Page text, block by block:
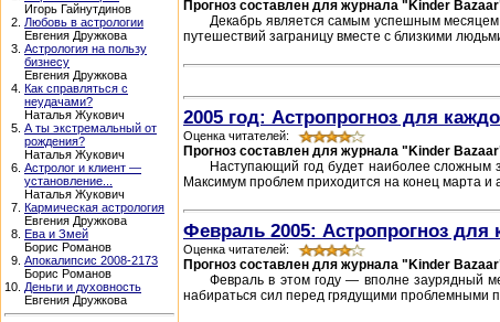
Игорь Гайнутдинов
2. Любовь в астрологии
Евгения Дружкова
3. Астрология на пользу
бизнесу
Евгения Дружкова
4. Как справляться с
неудачами?
Наталья Жукович
5. А ты экстремальный от
рождения?
Наталья Жукович
6. Астролог и клиент —
установление...
Наталья Жукович
7. Кармическая астрология
Евгения Дружкова
8. Ева и Змей
Борис Романов
9. Апокалипсис 2008-2173
Борис Романов
10. Деньги и духовность
Евгения Дружкова
Прогноз составлен для журнала "Kinder
Декабрь является самым успешным месяцем
путешествий заграницу вместе с близкими
2005 год: Астропрогноз для
Оценка читателей:
Прогноз составлен для журнала "Kinder
Наступающий год будет наиболее сложным
Максимум проблем приходится на конец марта
Февраль 2005: Астропрогноз для
Оценка читателей:
Прогноз составлен для журнала "Kinder
Февраль в этом году — вполне заурядный
набираться сил перед грядущими проблемными